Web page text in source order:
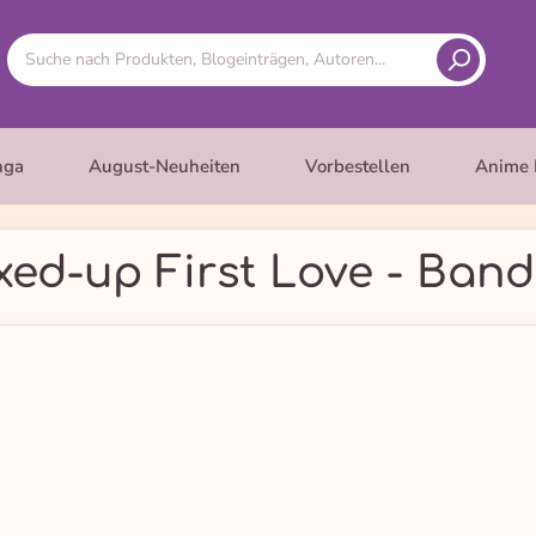
August-Neuheiten Vorbestellen Anime
up First Love -